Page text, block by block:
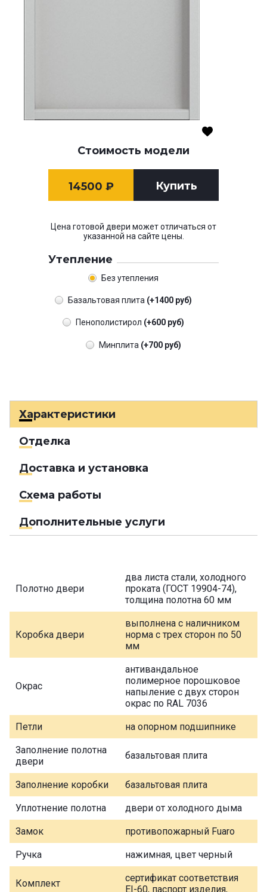
Стоимость модели
14500 ₽ Купить
Цена готовой двери может отличаться от
указанной на сайте цены.
Утепление
Без утепления
Базальтовая плита (+1400 руб)
Пенополистирол (+600 руб)
Минплита (+700 руб)
Характеристики
Отделка
Доставка и установка
Схема работы
Дополнительные услуги
Полотно двери
два листа стали, холодного
проката (ГОСТ 19904-74),
толщина полотна 60 мм
Коробка двери
выполнена с наличником
норма с трех сторон по 50
мм
Окрас
антивандальное
полимерное порошковое
напыление с двух сторон
окрас по RAL 7036
Петли на опорном подшипнике
Заполнение полотна
двери
базальтовая плита
Заполнение коробки базальтовая плита
Уплотнение полотна двери от холодного дыма
Замок противопожарный Fuaro
Ручка нажимная, цвет черный
Комплект
сертификат соответствия
EI-60, паспорт изделия,